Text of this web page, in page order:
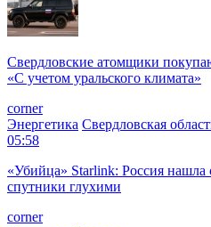
Свердловские атомщики
«С учетом уральского климата»
corner
Энергетика Свердловская
05:58
«Убийца» Starlink: Россия нашла
спутники глухими
corner